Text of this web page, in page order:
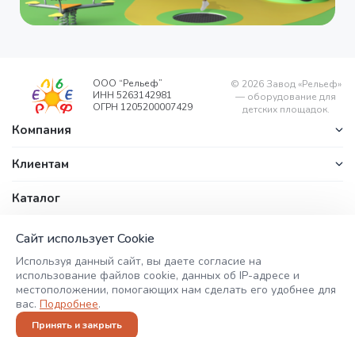
ООО “Рельеф”
ИНН 5263142981
ОГРН 1205200007429
© 2026Завод «Рельеф»
— оборудование для
детских площадок.
Компания
Клиентам
Каталог
+7 (800) 201-
49-49
+7 (908) 752-
56-46
ул. Береговая, д. 1/1, п.
Воскресенский район,
Нижегородская
область, 606735
Сайт использует Cookie
Используя данный сайт, вы даете согласие на
использование файлов cookie, данных об IP-адресе и
местоположении, помогающих нам сделать его удобнее для
вас. Подробнее.
Принять и закрыть